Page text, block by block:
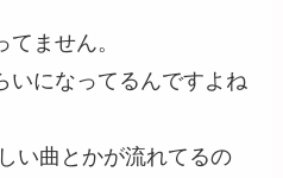
ません。
いになってるんですよね
い曲とかが流れてるの